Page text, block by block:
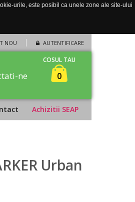
urile, este posibil ca unele zone ale site-ului
NOU AUTENTIFICARE
ne
COSUL TAU
0
Achizitii SEAP
Urban